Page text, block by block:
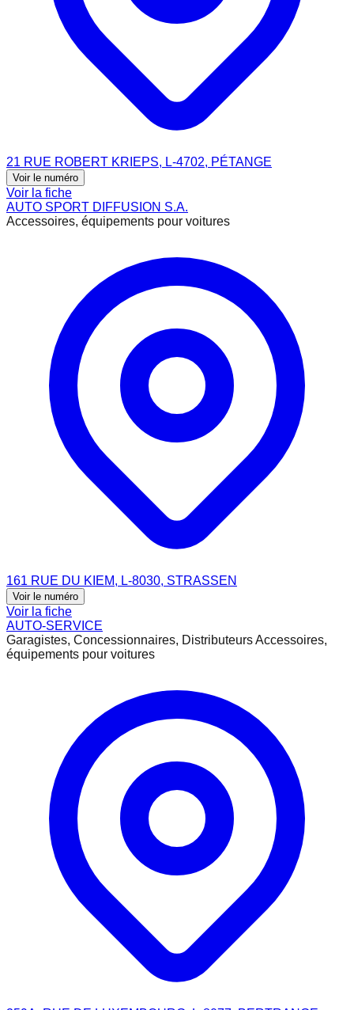
21 RUE ROBERT KRIEPS, L-4702, PÉTANGE
Voir le numéro
Voir la fiche
AUTO SPORT DIFFUSION S.A.
Accessoires, équipements pour voitures
161 RUE DU KIEM, L-8030, STRASSEN
Voir le numéro
Voir la fiche
AUTO-SERVICE
Garagistes, Concessionnaires, Distributeurs Accessoires,
équipements pour voitures